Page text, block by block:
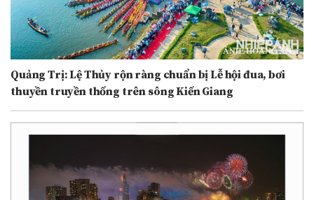
Quảng Trị: Lệ Thủy rộn ràng chuẩn bị Lễ hội đua, bơi
thuyền truyền thống trên sông Kiến Giang